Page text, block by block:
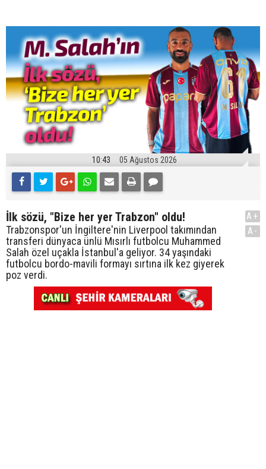
10:43 05 Ağustos 2026
İlk sözü, "Bize her yer Trabzon" oldu!
Trabzonspor'un İngiltere'nin Liverpool takımından
transferi dünyaca ünlü Mısırlı futbolcu Muhammed
Salah özel uçakla İstanbul'a geliyor. 34 yaşındaki
futbolcu bordo-mavili formayı sırtına ilk kez giyerek
poz verdi.
A+
A-